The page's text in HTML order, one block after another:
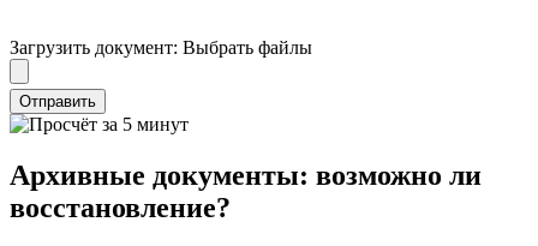
Загрузить документ: Выбрать файлы
Отправить
Архивные документы: возможно ли
восстановление?